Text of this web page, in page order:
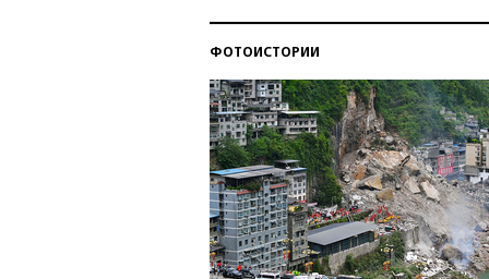
ФОТОИСТОРИИ